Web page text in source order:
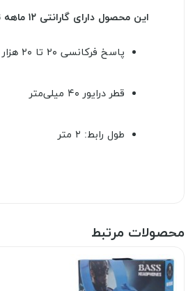
این محصول دارای گارانتی ۱۲ ماهه توسن سیستم و
پاسخ فرکانسی ۲۰ تا ۲۰ هزار هرتز
قطر درایور ۴۰ میلی‌متر
طول رابط: ۲ متر
محصولات مرتبط